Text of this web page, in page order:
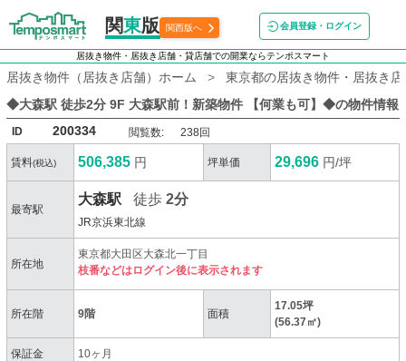
関東版 関西版へ 会員登録・ログイン
居抜き物件・居抜き店舗・貸店舗での開業ならテンポスマート
居抜き物件（居抜き店舗）ホーム
東京都の居抜き物件・居抜き
◆大森駅 徒歩2分 9F 大森駅前！新築物件 【何業も可】◆の物件情報
ID 200334 閲覧数: 238回
賃料(税込) 506,385 円 坪単価 29,696 円/坪
最寄駅
大森駅 徒歩2分
JR京浜東北線
所在地
東京都大田区大森北一丁目
枝番などはログイン後に表示されます
所在階 9階 面積
17.05坪
(56.37㎡)
保証金 10ヶ月